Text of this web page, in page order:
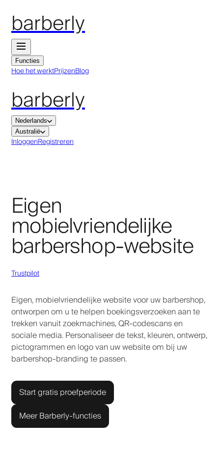
barberly
Functies
Hoe het werktPrijzenBlog
barberly
Nederlands
Australië
InloggenRegistreren
Eigen
mobielvriendelijke
barbershop-website
Trustpilot
Eigen, mobielvriendelijke website voor uw barbershop,
ontworpen om u te helpen boekingsverzoeken aan te
trekken vanuit zoekmachines, QR-codescans en
sociale media. Personaliseer de tekst, kleuren, ontwerp,
pictogrammen en logo van uw website om bij uw
barbershop-branding te passen.
Start gratis proefperiode
Meer Barberly-functies